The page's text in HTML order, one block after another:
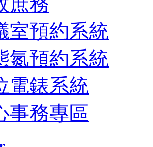
室預約系統
氮預約系統
電錶系統
事務專區